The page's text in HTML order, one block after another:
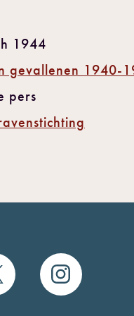
1944
gevallenen 1940-
pers